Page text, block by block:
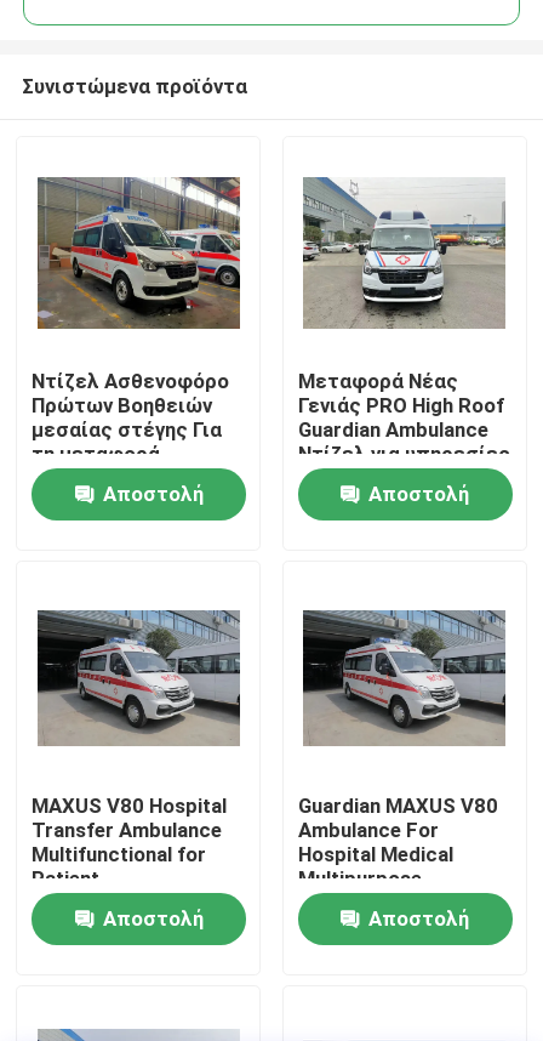
Σπίτι
Προϊόντα
Περίπου εμείς
Ποιοτικός έλεγχος
Μας ελάτε σε επαφή με
Ζητήστε ένα απόσπασμα
Πυροσβεστικό όχημα έκτακτης ανάγκης διάσωσης
Πυροσβεστικό όχημα αφρού
Πυροσβεστικό όχημα ξηρής σκόνης
Συνιστώμενα προϊόντα
Ντίζελ Ασθενοφόρο
Πρώτων Βοηθειών
μεσαίας στέγης Για
τη μεταφορά
ασθενών σε
νοσοκομείοΑποστολή
Μεταφορά Νέας
Γενιάς PRO High Roof
Guardian Ambulance
Ντίζελ για υπηρεσίες
ασθενοφόρου για
ιατρικές ανάγκες
Αποστολή
MAXUS V80 Hospital
Transfer Ambulance
Multifunctional for
Patient
Αποστολή
Guardian MAXUS V80
Ambulance For
Hospital Medical
Multipurpose
Αποστολή